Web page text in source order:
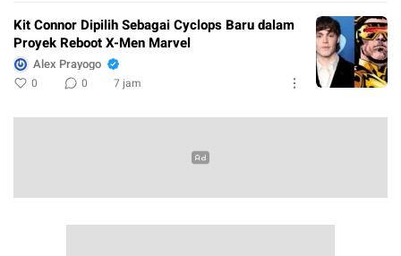
Kit Connor Dipilih Sebagai Cyclops Baru dalam
Proyek Reboot X-Men Marvel
Alex Prayogo
0 0 7 jam